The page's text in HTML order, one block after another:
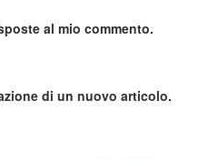
al mio commento.
di un nuovo articolo.